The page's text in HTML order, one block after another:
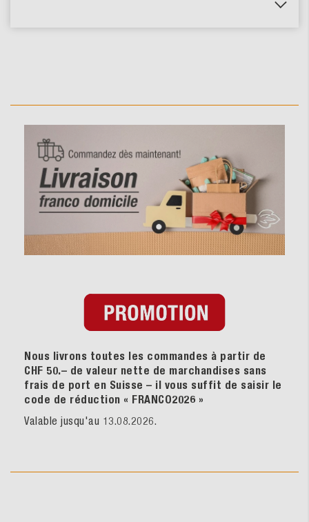
Nous livrons toutes les commandes à partir de
CHF 50.– de valeur nette de marchandises sans
frais de port en Suisse – il vous suffit de saisir le
code de réduction « FRANCO2026 »
Valable jusqu'au 13.08.2026.